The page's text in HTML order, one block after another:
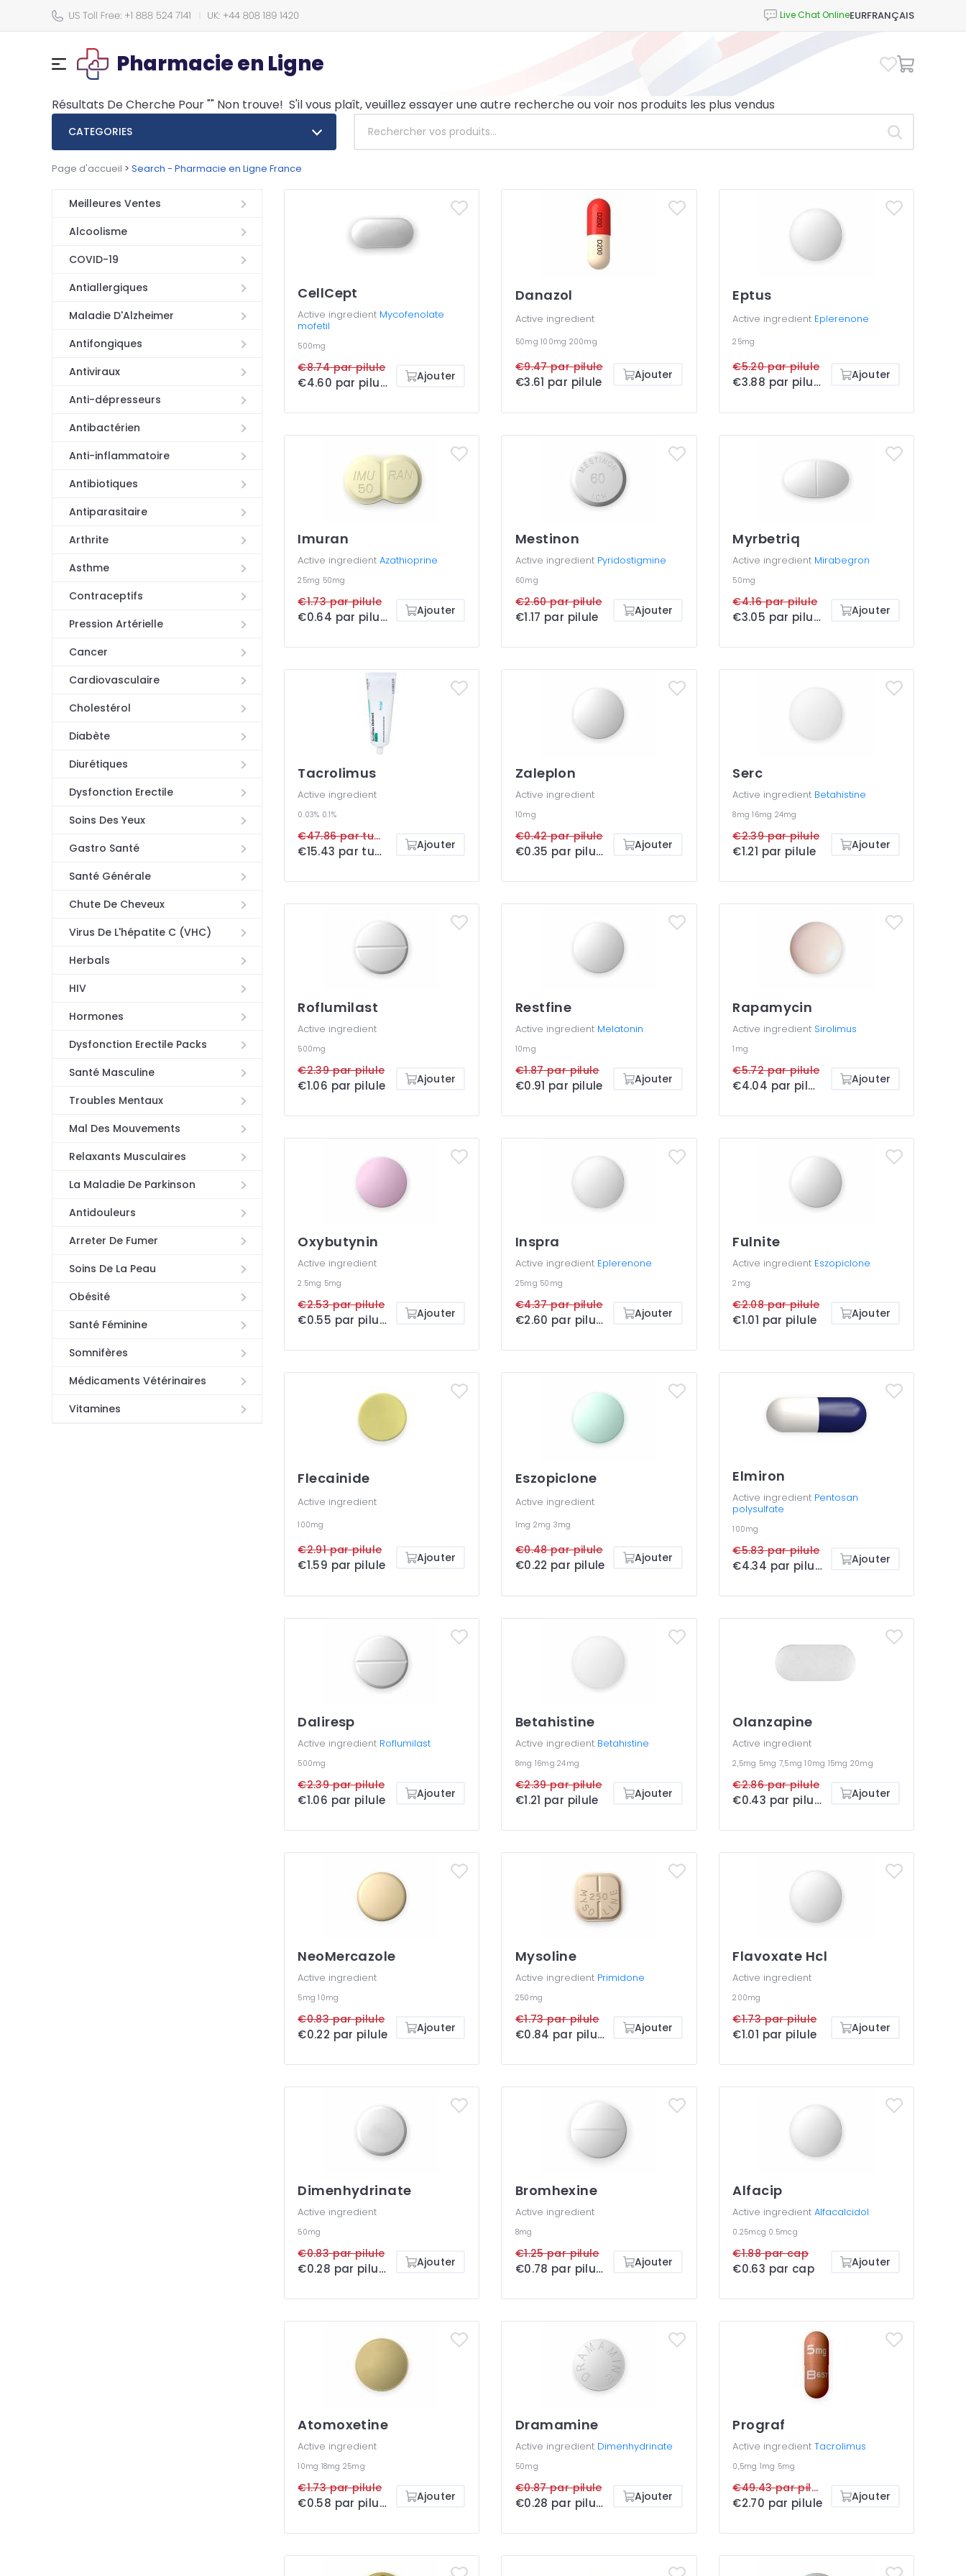
EURFRANÇAIS
Pharmacie en Ligne
Résultats De Cherche Pour"" Non trouve! S'il vous plaît, veuillez essayer une autre recherche ou voir nos produits les plus vendus
CATEGORIES
Page d'accueil > Search - Pharmacie en Ligne France
Meilleures Ventes
Alcoolisme
COVID-19
Antiallergiques
Maladie D'Alzheimer
Antifongiques
Antiviraux
Anti-dépresseurs
Antibactérien
Anti-inflammatoire
Antibiotiques
Antiparasitaire
Arthrite
Asthme
Contraceptifs
Pression Artérielle
Cancer
Cardiovasculaire
Cholestérol
Diabète
Diurétiques
Dysfonction Erectile
Soins Des Yeux
Gastro Santé
Santé Générale
Chute De Cheveux
Virus De L'hépatite C (VHC)
Herbals
HIV
Hormones
Dysfonction Erectile Packs
Santé Masculine
Troubles Mentaux
Mal Des Mouvements
Relaxants Musculaires
La Maladie De Parkinson
Antidouleurs
Arreter De Fumer
Soins De La Peau
Obésité
Santé Féminine
Somnifères
Médicaments Vétérinaires
Vitamines
CellCept
Active ingredient Mycofenolate
mofetil
500mg
€8.74 par pilule
€4.60 par pilule Ajouter
Danazol
Active ingredient
50mg 100mg 200mg
€9.47 par pilule
€3.61 par pilule Ajouter
Eptus
Active ingredient Eplerenone
25mg
€5.20 par pilule
€3.88 par pilule Ajouter
Imuran
Active ingredient Azathioprine
25mg 50mg
€1.73 par pilule
€0.64 par pilule Ajouter
Mestinon
Active ingredient Pyridostigmine
60mg
€2.60 par pilule
€1.17 par pilule Ajouter
Myrbetriq
Active ingredient Mirabegron
50mg
€4.16 par pilule
€3.05 par pilule Ajouter
Tacrolimus
Active ingredient
0.03% 0.1%
€47.86 par tube
€15.43 par tube Ajouter
Zaleplon
Active ingredient
10mg
€0.42 par pilule
€0.35 par pilule Ajouter
Serc
Active ingredient Betahistine
8mg16mg 24mg
€2.39 par pilule
€1.21 par pilule Ajouter
Roflumilast
Active ingredient
500mg
€2.39 par pilule
€1.06 par pilule Ajouter
Restfine
Active ingredient Melatonin
10mg
€1.87 par pilule
€0.91 par pilule Ajouter
Rapamycin
Active ingredient Sirolimus
1mg
€5.72 par pilule
€4.04 par pilule Ajouter
Oxybutynin
Active ingredient
2.5mg 5mg
€2.53 par pilule
€0.55 par pilule Ajouter
Inspra
Active ingredient Eplerenone
25mg 50mg
€4.37 par pilule
€2.60 par pilule Ajouter
Fulnite
Active ingredient Eszopiclone
2mg
€2.08 par pilule
€1.01 par pilule Ajouter
Flecainide
Active ingredient
100mg
€2.91 par pilule
€1.59 par pilule Ajouter
Eszopiclone
Active ingredient
1mg 2mg 3mg
€0.48 par pilule
€0.22 par pilule Ajouter
Elmiron
Active ingredient Pentosan
polysulfate
100mg
€5.83 par pilule
€4.34 par pilule Ajouter
Daliresp
Active ingredient Roflumilast
500mg
€2.39 par pilule
€1.06 par pilule Ajouter
Betahistine
Active ingredient Betahistine
8mg 16mg 24mg
€2.39 par pilule
€1.21 par pilule Ajouter
Olanzapine
Active ingredient
2,5mg 5mg 7,5mg10mg 15mg 20mg
€2.86 par pilule
€0.43 par pilule Ajouter
NeoMercazole
Active ingredient
5mg10mg
€0.83 par pilule
€0.22 par pilule Ajouter
Mysoline
Active ingredient Primidone
250mg
€1.73 par pilule
€0.84 par pilule Ajouter
Flavoxate Hcl
Active ingredient
200mg
€1.73 par pilule
€1.01 par pilule Ajouter
Dimenhydrinate
Active ingredient
50mg
€0.83 par pilule
€0.28 par pilule Ajouter
Bromhexine
Active ingredient
8mg
€1.25 par pilule
€0.78 par pilule Ajouter
Alfacip
Active ingredient Alfacalcidol
0.25mcg 0.5mcg
€1.88 par cap
€0.63 par cap Ajouter
Atomoxetine
Active ingredient
10mg 18mg 25mg
€1.73 par pilule
€0.58 par pilule Ajouter
Dramamine
Active ingredient Dimenhydrinate
50mg
€0.87 par pilule
€0.28 par pilule Ajouter
Prograf
Active ingredient Tacrolimus
0,5mg 1mg 5mg
€49.43 par pilule
€2.70 par pilule Ajouter